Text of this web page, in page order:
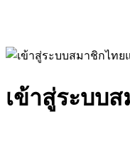
เข้าสู่ระบบ